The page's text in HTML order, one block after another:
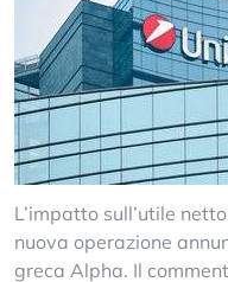
L’impatto sull’utile
nuova operazione
greca Alpha. Il